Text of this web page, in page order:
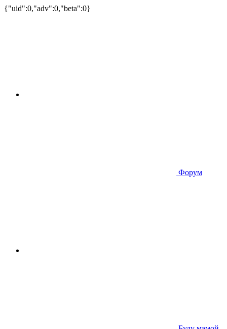
{"uid":0,"adv":0,"beta":0}
Форум